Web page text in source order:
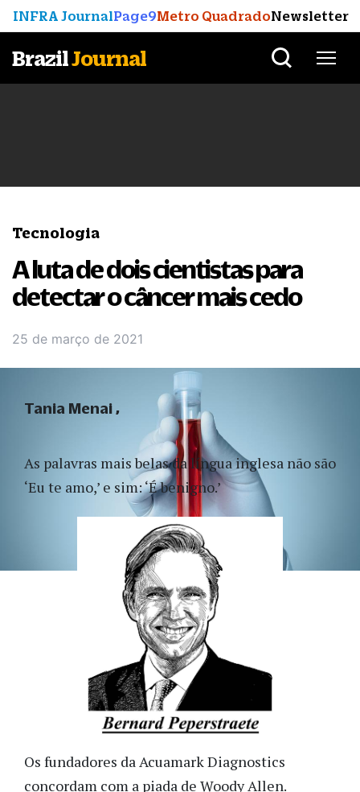
INFRA JournalPage9Metro QuadradoNewsletter
BrazilJournal
Tecnologia
A luta de dois cientistas para
detectar o câncer mais cedo
25 de março de 2021
As palavras mais belas da língua inglesa não são
‘Eu te amo,’ e sim: ‘É benigno.’
Os fundadores da Acuamark Diagnostics
concordam com a piada de Woody Allen.
Tania Menai